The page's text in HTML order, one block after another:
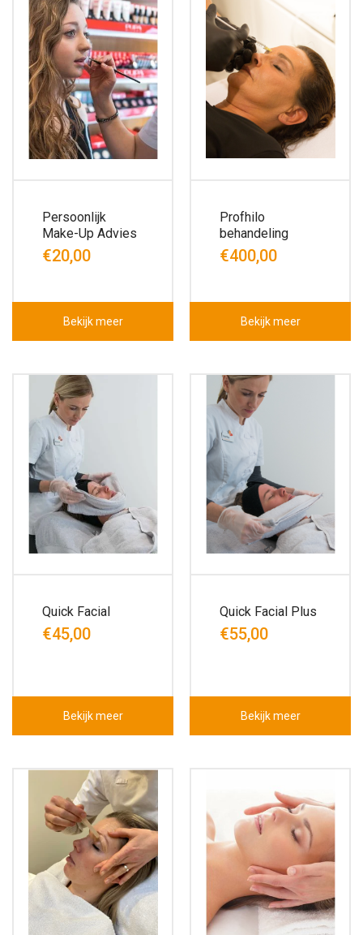
Persoonlijk
Make-Up Advies
€20,00
Bekijk meer
Profhilo
behandeling
€400,00
Bekijk meer
Quick Facial
€45,00
Bekijk meer
Quick Facial Plus
€55,00
Bekijk meer